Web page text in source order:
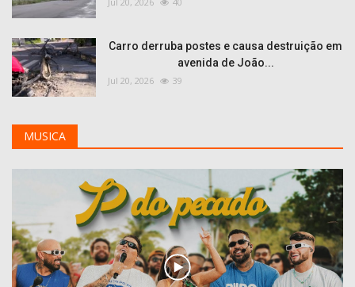
Carro derruba postes e causa destruição em
avenida de João...
Jul 20, 2026 39
MUSICA